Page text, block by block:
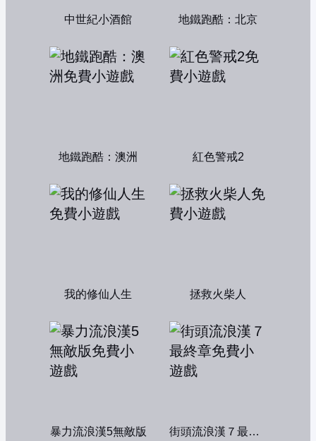
中世紀小酒館 地鐵跑酷：北京
地鐵跑酷：澳洲 紅色警戒2
我的修仙人生 拯救火柴人
暴力流浪漢5無敵版 街頭流浪漢７最終章